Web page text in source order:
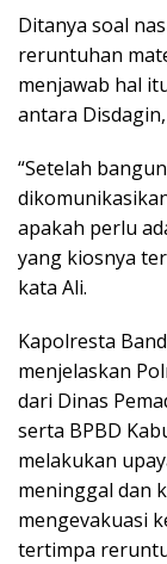
Ditanya soal
reruntuhan
menjawab hal
antara
“Setelah
apakah perlu
yang kiosnya
kata Ali.
Kapolresta
menjelaskan
dari Dinas
serta BPBD
melakukan
meninggal dan
mengevakuasi
tertimpa